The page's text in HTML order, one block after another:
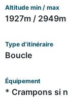
Altitude min / max
1927m / 2949m
Type d'itinéraire
Boucle
Équipement
* Crampons si